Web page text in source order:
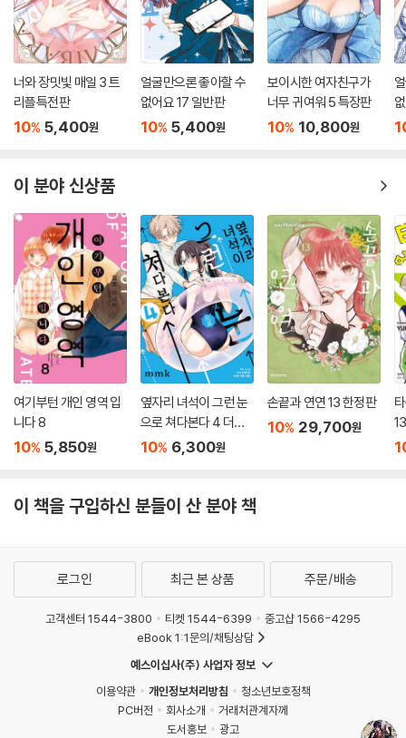
너와 장밋빛 매일 3 트
리플특전판
10% 5,400원
얼굴만으론 좋아할 수
없어요 17 일반판
10% 5,400원
보이시한 여자친구가
너무 귀여워 5 특장판
10% 10,800원
이 분야 신상품
여기부턴 개인 영역 입
니다 8
10% 5,850원
옆자리 녀석이 그런 눈
으로 쳐다본다 4 더블
특전판
10% 6,300원
손끝과 연연 13 한정판
10% 29,700원
13
이 책을 구입하신 분들이 산 분야 책
로그인 최근 본 상품 주문/배송
고객센터 1544-3800 티켓 1544-6399
중고샵 1566-4295
eBook 1:1문의/채팅상담
예스이십사(주) 사업자 정보
이용약관
개인정보처리방침
청소년보호정책
PC버전
회사소개
거래처관계자께
도서홍보
광고